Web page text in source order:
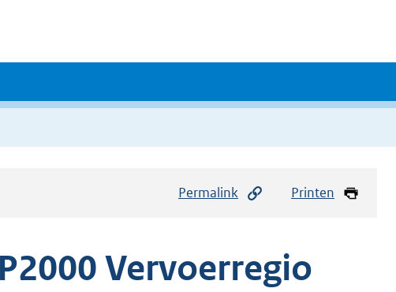
Permalink Printen
Vervoerregio